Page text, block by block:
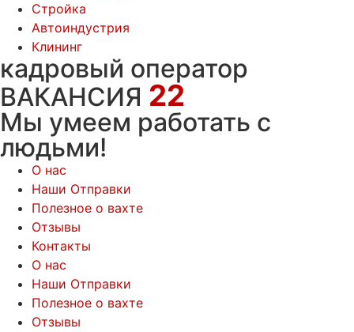
Стройка
Автоиндустрия
Клининг
кадровый оператор
ВАКАНСИЯ 22
Мы умеем работать с
людьми!
О нас
Наши Отправки
Полезное о вахте
Отзывы
Контакты
О нас
Наши Отправки
Полезное о вахте
Отзывы